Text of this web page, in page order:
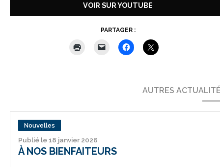
VOIR SUR YOUTUBE
PARTAGER :
AUTRES
Nouvelles
Publié le 18 janvier 2026
À NOS BIENFAITEURS